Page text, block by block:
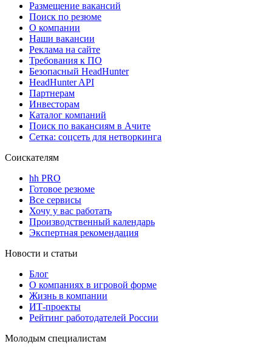
Размещение вакансий
Поиск по резюме
О компании
Наши вакансии
Реклама на сайте
Требования к ПО
Безопасный HeadHunter
HeadHunter API
Партнерам
Инвесторам
Каталог компаний
Поиск по вакансиям в Ачите
Сетка: соцсеть для нетворкинга
Соискателям
hh PRO
Готовое резюме
Все сервисы
Хочу у вас работать
Производственный календарь
Экспертная рекомендация
Новости и статьи
Блог
О компаниях в игровой форме
Жизнь в компании
ИТ-проекты
Рейтинг работодателей России
Молодым специалистам